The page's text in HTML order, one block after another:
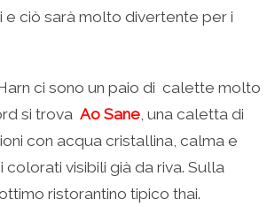
e ciò sarà molto divertente per i
ci sono un paio di calette molto
si trova Ao Sane , una caletta di
con acqua cristallina, calma e
colorati visibili già da riva. Sulla
ristorantino tipico thai.